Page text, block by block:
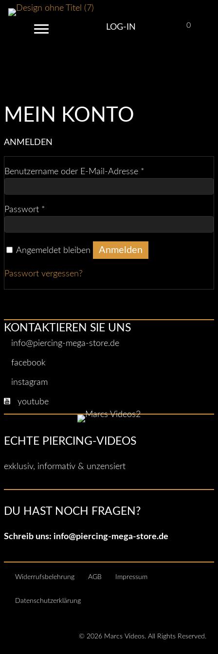
LOG-IN 0
MEIN KONTO
ANMELDEN
Benutzername oder E-Mail-Adresse *
Passwort *
Angemeldet bleiben Anmelden
Passwort vergessen?
KONTAKTIEREN SIE UNS
info@piercing-mega-store.de
facebook
instagram
youtube
ECHTE PIERCING-VIDEOS
exklusiv, informativ & unzensiert
DU HAST NOCH FRAGEN?
Schreib uns: info@piercing-mega-store.de
Widerrufsbelehrung AGB Impressum
Datenschutzerklärung
© 2026 Marcs Videos. All Rights Reserved.